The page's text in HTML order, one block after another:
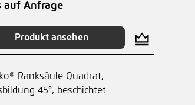
auf Anfrage
Produkt ansehen